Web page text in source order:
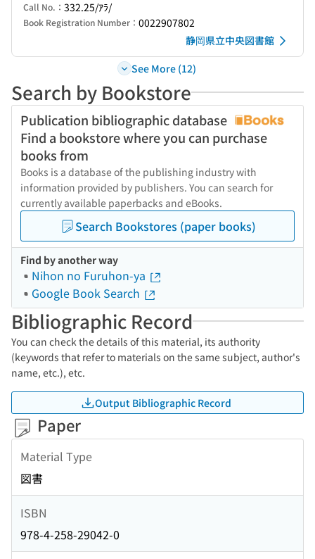
Call No.： 332.25/ｱﾗ/
Book Registration Number： 0022907802
静岡県立中央図書館
See More (12)
Search by Bookstore
Publication bibliographic database
Find a bookstore where you can purchase
books from
Books is a database of the publishing industry with
information provided by publishers. You can search for
currently available paperbacks and eBooks.
Search Bookstores (paper books)
Find by another way
Nihon no Furuhon-ya
Google Book Search
Bibliographic Record
You can check the details of this material, its authority
(keywords that refer to materials on the same subject, author's
name, etc.), etc.
Output Bibliographic Record
Paper
Material Type
図書
ISBN
978-4-258-29042-0